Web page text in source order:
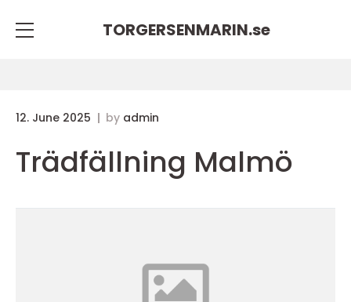
TORGERSENMARIN.se
12. June 2025 by admin
Trädfällning Malmö